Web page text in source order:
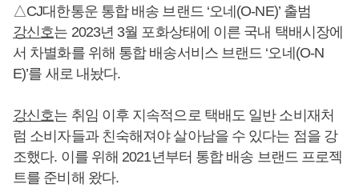
△CJ대한통운 통합 배송 브랜드 ‘오네(O-NE)’ 출범
강신호는 2023년 3월 포화상태에 이른 국내 택배시장에
서 차별화를 위해 통합 배송서비스 브랜드 ‘오네(O-N
E)’를 새로 내놨다.
강신호는 취임 이후 지속적으로 택배도 일반 소비재처
럼 소비자들과 친숙해져야 살아남을 수 있다는 점을 강
조했다. 이를 위해 2021년부터 통합 배송 브랜드 프로젝
트를 준비해 왔다.